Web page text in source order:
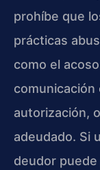
prohíbe que
prácticas
como el
autorización,
adeudado. Si
deudor